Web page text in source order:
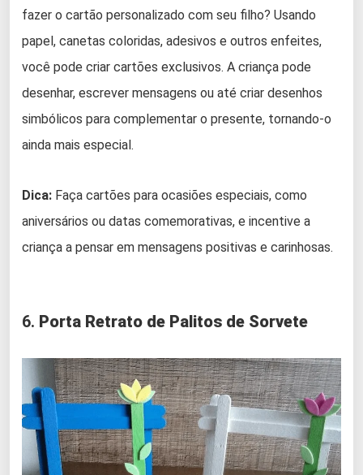
fazer o cartão personalizado com seu filho? Usando
papel, canetas coloridas, adesivos e outros enfeites,
você pode criar cartões exclusivos. A criança pode
desenhar, escrever mensagens ou até criar desenhos
simbólicos para complementar o presente, tornando-o
ainda mais especial.
Dica: Faça cartões para ocasiões especiais, como
aniversários ou datas comemorativas, e incentive a
criança a pensar em mensagens positivas e carinhosas.
6. Porta Retrato de Palitos de Sorvete